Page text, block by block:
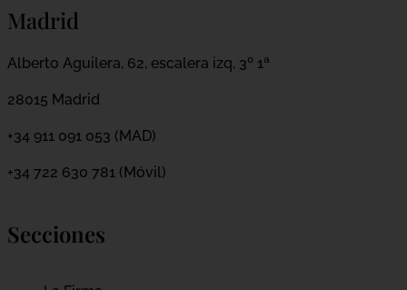
Madrid
Alberto Aguilera, 62, escalera izq, 3º 1ª
28015 Madrid
+34 911 091 053 (MAD)
+34 722 630 781 (Móvil)
Secciones